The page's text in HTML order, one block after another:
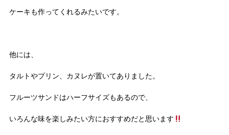
ケーキも作ってくれるみたいです。
他には、
タルトやプリン、カヌレが置いてありました。
フルーツサンドはハーフサイズもあるので、
いろんな味を楽しみたい方におすすめだと思います